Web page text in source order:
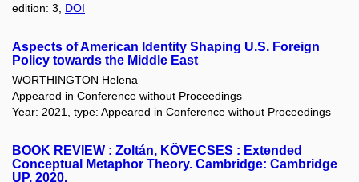
edition: 3, DOI
Aspects of American Identity Shaping U.S. Foreign
Policy towards the Middle East
WORTHINGTON Helena
Appeared in Conference without Proceedings
Year: 2021, type: Appeared in Conference without Proceedings
BOOK REVIEW : Zoltán, KÖVECSES : Extended
Conceptual Metaphor Theory. Cambridge: Cambridge
UP, 2020.